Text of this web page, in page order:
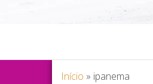
Início » ipanema